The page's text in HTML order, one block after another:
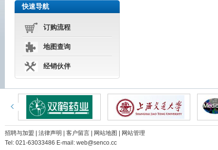
快速导航
订购流程
地图查询
经销伙伴
招聘与加盟 法律声明 客户留言 网站地图
网站管理
Tel: 021-63033486 E-mail: web@senco.cc